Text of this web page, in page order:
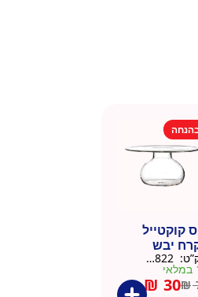
קוקטייל
יבש
450 מל
₪
₪ 30